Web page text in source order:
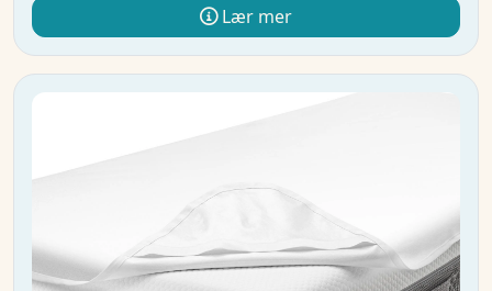
Lær mer